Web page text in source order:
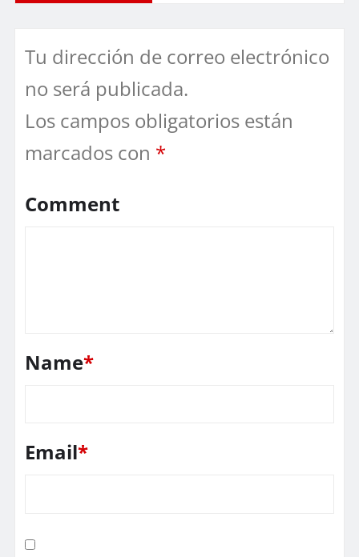
Tu dirección de correo electrónico
no será publicada.
Los campos obligatorios están
marcados con *
Comment
Name*
Email*